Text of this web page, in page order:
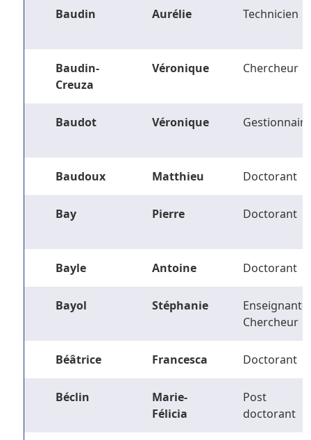
Baudin Aurélie Technicien
Baudin-
Creuza
Véronique Chercheur
Baudot Véronique Gestionnaire
Baudoux Matthieu Doctorant
Bay Pierre Doctorant
Bayle Antoine Doctorant
Bayol Stéphanie
Enseignant-
Chercheur
Béâtrice Francesca Doctorant
Béclin
Marie-
Félicia
Post
doctorant